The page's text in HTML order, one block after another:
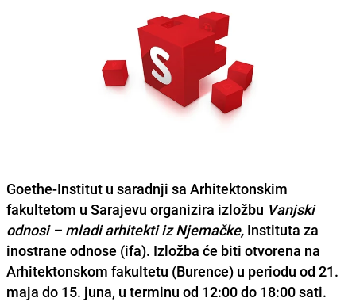
Goethe-Institut u saradnji sa Arhitektonskim
fakultetom u Sarajevu organizira izložbu Vanjski
odnosi – mladi arhitekti iz Njemačke, Instituta za
inostrane odnose (ifa). Izložba će biti otvorena na
Arhitektonskom fakultetu (Burence) u periodu od 21.
maja do 15. juna, u terminu od 12:00 do 18:00 sati.